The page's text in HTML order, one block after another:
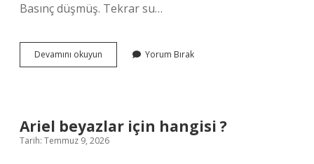
Basınç düşmüş. Tekrar su…
Devamını okuyun
su
?
Yorum Bırak
Ariel beyazlar için hangisi ?
Tarih: Temmuz 9, 2026